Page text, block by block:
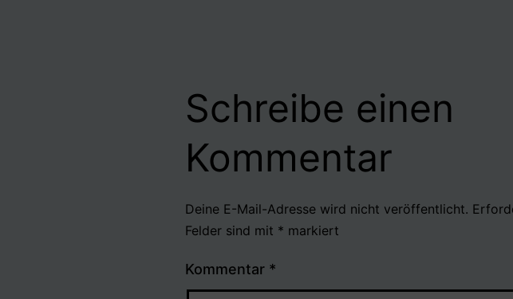
Schreibe einen
Kommentar
Deine E-Mail-Adresse wird nicht veröffentlicht.
Felder sind mit * markiert
Kommentar *